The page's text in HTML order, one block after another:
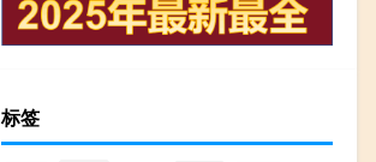
标签